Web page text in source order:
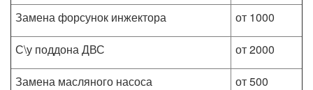
Замена форсунок инжектора
от 1000
С\у поддона ДВС
от 2000
Замена масляного насоса
от 500